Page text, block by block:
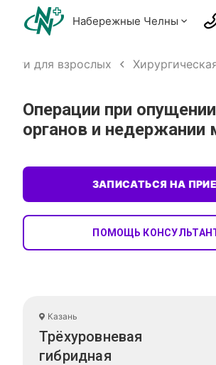
Набережные Челны
для взрослых
Операции при
органов и недержании
ЗАПИСАТЬСЯ НА
ПОМОЩЬ
Казань
Трёхуровневая
гибридная